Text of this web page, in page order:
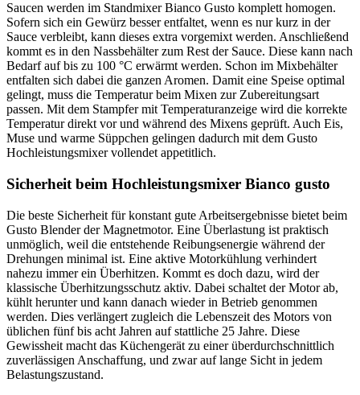
Saucen werden im Standmixer Bianco Gusto komplett homogen.
Sofern sich ein Gewürz besser entfaltet, wenn es nur kurz in der
Sauce verbleibt, kann dieses extra vorgemixt werden. Anschließend
kommt es in den Nassbehälter zum Rest der Sauce. Diese kann nach
Bedarf auf bis zu 100 °C erwärmt werden. Schon im Mixbehälter
entfalten sich dabei die ganzen Aromen. Damit eine Speise optimal
gelingt, muss die Temperatur beim Mixen zur Zubereitungsart
passen. Mit dem Stampfer mit Temperaturanzeige wird die korrekte
Temperatur direkt vor und während des Mixens geprüft. Auch Eis,
Muse und warme Süppchen gelingen dadurch mit dem Gusto
Hochleistungsmixer vollendet appetitlich.
Sicherheit beim Hochleistungsmixer Bianco gusto
Die beste Sicherheit für konstant gute Arbeitsergebnisse bietet beim
Gusto Blender der Magnetmotor. Eine Überlastung ist praktisch
unmöglich, weil die entstehende Reibungsenergie während der
Drehungen minimal ist. Eine aktive Motorkühlung verhindert
nahezu immer ein Überhitzen. Kommt es doch dazu, wird der
klassische Überhitzungsschutz aktiv. Dabei schaltet der Motor ab,
kühlt herunter und kann danach wieder in Betrieb genommen
werden. Dies verlängert zugleich die Lebenszeit des Motors von
üblichen fünf bis acht Jahren auf stattliche 25 Jahre. Diese
Gewissheit macht das Küchengerät zu einer überdurchschnittlich
zuverlässigen Anschaffung, und zwar auf lange Sicht in jedem
Belastungszustand.